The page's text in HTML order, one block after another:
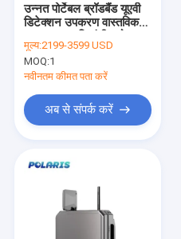
हमारे बारे में
उन्नत पोर्टेबल ब्रॉडबैंड यूएवी
डिटेक्शन उपकरण वास्तविक
ट्रैकिंग के साथ
मूल्य:2199-3599 USD
MOQ:1
नवीनतम कीमत पता करें
अब से संपर्क करें